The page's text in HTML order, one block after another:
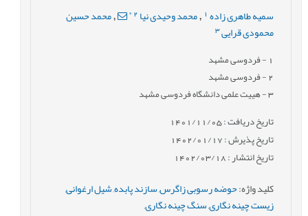
سمیه طاهری زاده1
, محمد وحیدی نیا2
*
,محمد حسین
محمودی قرایی 3
- فردوسی مشهد
2- فردوسی مشهد
3- هییت علمی دانشگاه فردوسی مشهد
تاریخ دریافت : 1401/11/05
تاریخ پذیرش : 1402/01/17
تاریخ انتشار : 1402/03/18
کلید واژه:حوضه رسوبی زاگرس,سازند پابده,شیل ارغوانی,
زیست چینه نگاری,سنگ چینه نگاری,